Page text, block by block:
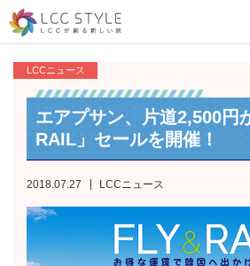
LCCニュース
エアプサン、片道2,500円
RAIL」セールを開催！
2018.07.27 LCCニュース